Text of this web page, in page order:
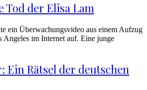
Tod der Elisa Lam
ein Überwachungsvideo aus einem Aufzug
Angeles im Internet auf. Eine junge
Ein Rätsel der deutschen